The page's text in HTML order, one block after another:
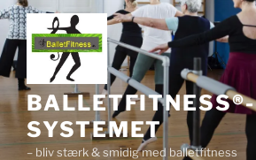
Videre
til
indhold
BALLETFITNESS®-
SYSTEMET
– bliv stærk & smidig med balletfitness